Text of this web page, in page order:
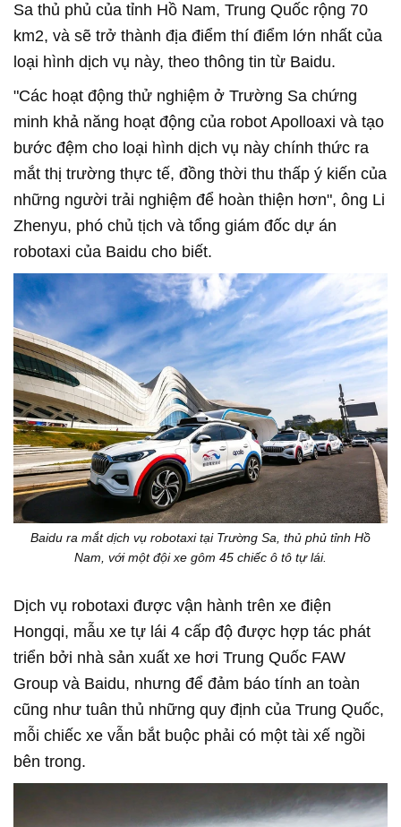
Sa thủ phủ của tỉnh Hồ Nam, Trung Quốc rộng 70
km2, và sẽ trở thành địa điểm thí điểm lớn nhất của
loại hình dịch vụ này, theo thông tin từ Baidu.
"Các hoạt động thử nghiệm ở Trường Sa chứng
minh khả năng hoạt động của robot Apolloaxi và tạo
bước đệm cho loại hình dịch vụ này chính thức ra
mắt thị trường thực tế, đồng thời thu thấp ý kiến của
những người trải nghiệm để hoàn thiện hơn", ông Li
Zhenyu, phó chủ tịch và tổng giám đốc dự án
robotaxi của Baidu cho biết.
Baidu ra mắt dịch vụ robotaxi tại Trường Sa, thủ phủ tỉnh Hồ
Nam, với một đội xe gôm 45 chiếc ô tô tự lái.
Dịch vụ robotaxi được vận hành trên xe điện
Hongqi, mẫu xe tự lái 4 cấp độ được hợp tác phát
triển bởi nhà sản xuất xe hơi Trung Quốc FAW
Group và Baidu, nhưng để đảm báo tính an toàn
cũng như tuân thủ những quy định của Trung Quốc,
mỗi chiếc xe vẫn bắt buộc phải có một tài xế ngồi
bên trong.